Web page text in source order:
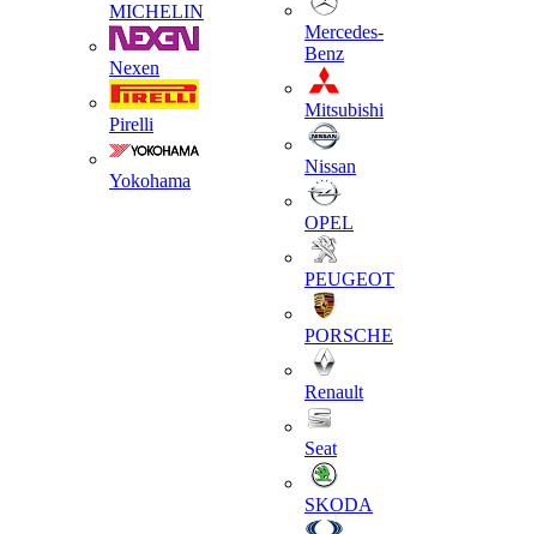
MICHELIN
Nexen
Pirelli
Yokohama
Mercedes-
Benz
Mitsubishi
Nissan
OPEL
PEUGEOT
PORSCHE
Renault
Seat
SKODA